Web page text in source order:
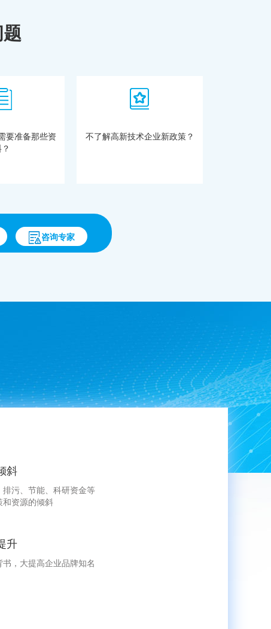
要准备那些资
不了解高新技术企业新政策？
咨询专家
斜
污、节能、科研资金等
资源的倾斜
升
，大提高企业品牌知名